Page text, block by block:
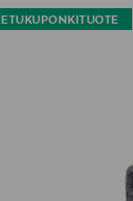
ETUKUPONKITUOTE